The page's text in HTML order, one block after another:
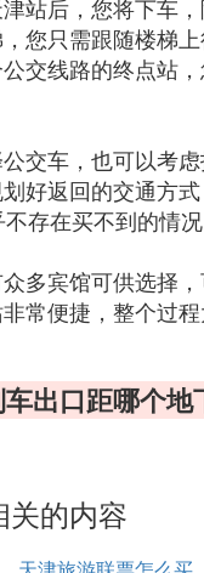
站后，您将下车
您只需跟随楼梯
交线路的终点站
交车，也可以考
好返回的交通方式
存在买不到的情况
多宾馆可供选择
常便捷，整个过
出口距哪个地
的内容